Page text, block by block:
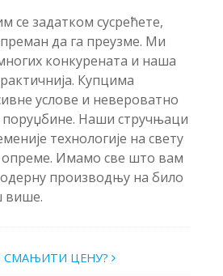
се задатком сусрећете,
да га преузме. Ми
конкурената и наша
Купцима
услове и невероватно
поруџбине. Наши стручњаци
технологије на свету
опреме. Имамо све што вам
производњу на било
више.
СМАЊИТИ ЦЕНУ?